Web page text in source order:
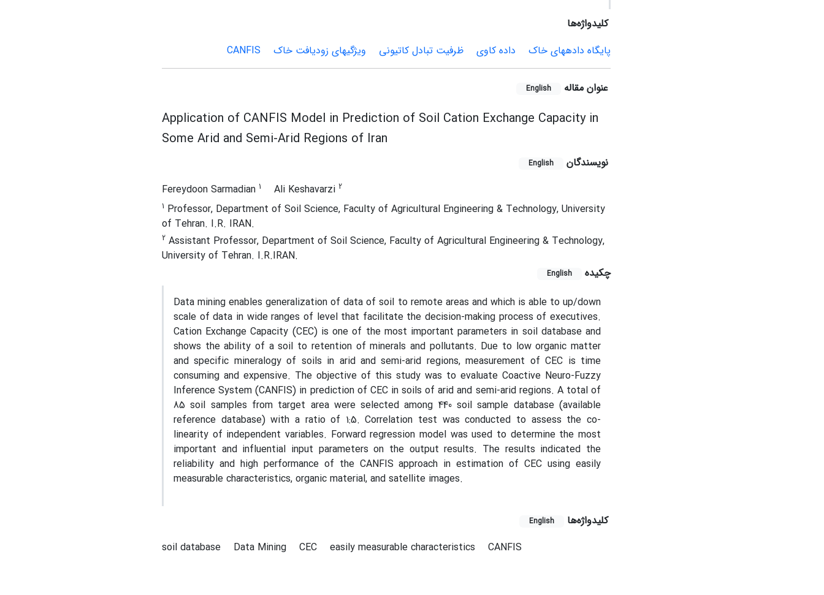
کلیدواژه‌ها
پایگاه داده‏های خاک
داده کاوی ظرفیت تبادل کاتیونی ویژگی‏های زودیافت خاک CANFIS
عنوان مقاله English
Application of CANFIS Model in Prediction of Soil Cation Exchange Capacity in
Some Arid and Semi-Arid Regions of Iran
نویسندگان English
Fereydoon Sarmadian 1 Ali Keshavarzi 2
1 Professor, Department of Soil Science, Faculty of Agricultural Engineering & Technology, University
of Tehran. I.R. IRAN.
2 Assistant Professor, Department of Soil Science, Faculty of Agricultural Engineering & Technology,
University of Tehran. I.R.IRAN.
چکیده
English
Data mining enables generalization of data of soil to remote areas and which is able to up/down
scale of data in wide ranges of level that facilitate the decision-making process of executives.
Cation Exchange Capacity (CEC) is one of the most important parameters in soil database and
shows the ability of a soil to retention of minerals and pollutants. Due to low organic matter
and specific mineralogy of soils in arid and semi-arid regions, measurement of CEC is time
consuming and expensive. The objective of this study was to evaluate Coactive Neuro-Fuzzy
Inference System (CANFIS) in prediction of CEC in soils of arid and semi-arid regions. A total of
85 soil samples from target area were selected among 440 soil sample database (available
reference database) with a ratio of 1:5. Correlation test was conducted to assess the co-
linearity of independent variables. Forward regression model was used to determine the most
important and influential input parameters on the output results. The results indicated the
reliability and high performance of the CANFIS approach in estimation of CEC using easily
measurable characteristics, organic material, and satellite images.
کلیدواژه‌ها English
soil database Data Mining CEC easily measurable characteristics CANFIS